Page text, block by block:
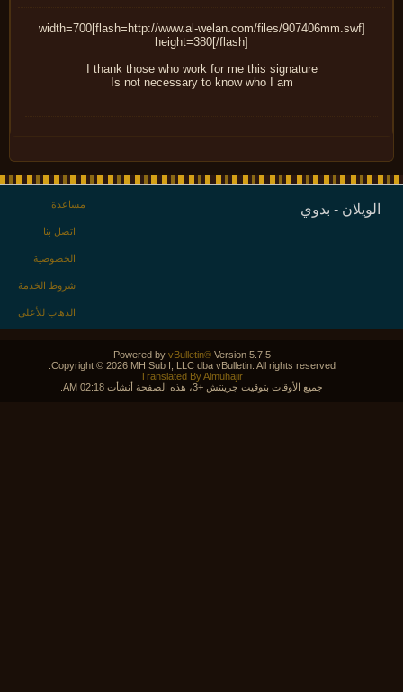
[flash=http://www.al-welan.com/files/907406mm.swf]width=700
height=380[/flash]
I thank those who work for me this signature
Is not necessary to know who I am
- بدوي مساعدة
اتصل بنا
الخصوصية
شروط الخدمة
الذهاب للأعلى
Powered byvBulletin®Version 5.7.5
Copyright © 2026 MH Sub I, LLC dba vBulletin. All rights reserved.
Translated By Almuhajir
جميع الأوقات بتوقيت جرينتش +3، هذه الصفحة أنشأت 02:18 AM.